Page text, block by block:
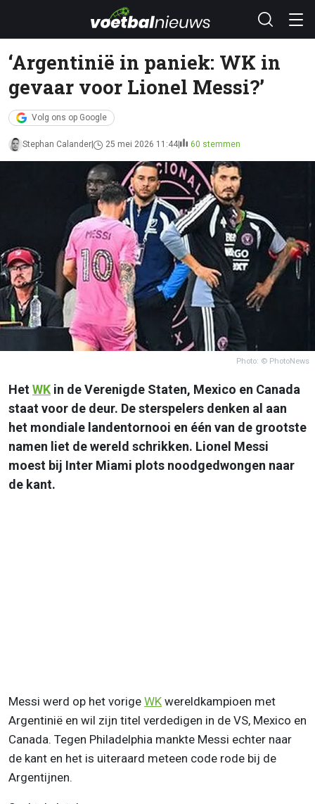
‘Argentinië in paniek: WK in
gevaar voor Lionel Messi?’
Volg ons op Google
Stephan Calander 25 mei 2026 11:44 60 stemmen
Photo: © PhotoNews
HetWK in de Verenigde Staten, Mexico en Canada
staat voor de deur. De sterspelers denken al aan
het mondiale landentornooi en één van de grootste
namen liet de wereld schrikken. Lionel Messi
moest bij Inter Miami plots noodgedwongen naar
de kant.
Messi werd op het vorige WK wereldkampioen met
Argentinië en wil zijn titel verdedigen in de VS, Mexico en
Canada. Tegen Philadelphia mankte Messi echter naar
de kant en het is uiteraard meteen code rode bij de
Argentijnen.